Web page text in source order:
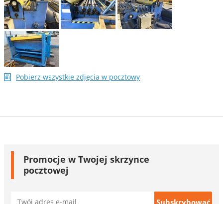
Pobierz wszystkie zdjęcia w pocztowy
Promocje w Twojej skrzynce
pocztowej